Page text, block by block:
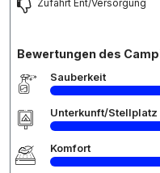
Zufahrt Ent/Versorgung
Bewertungen des
Sauberkeit
Unterkunft/Stellplatz
Komfort